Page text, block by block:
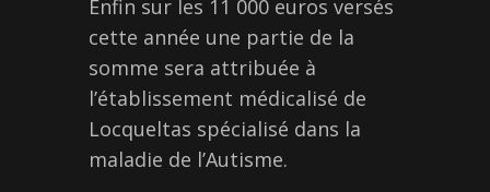
Enfin sur les 11 000 euros versés
cette année une partie de la
somme sera attribuée à
l’établissement médicalisé de
Locqueltas spécialisé dans la
maladie de l’Autisme.